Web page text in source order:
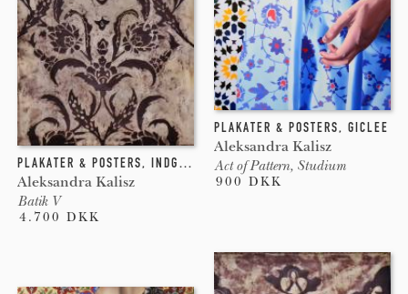
PLAKATER & POSTERS, INDGRAVERING
Aleksandra Kalisz
Batik V
4.700 DKK
PLAKATER & POSTERS, GICLEE
Aleksandra Kalisz
Act of Pattern, Studium
900 DKK